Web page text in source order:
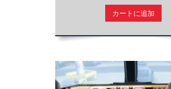
カートに追加